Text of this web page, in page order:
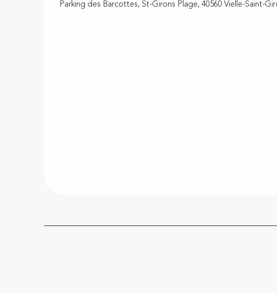
Parking des Barcottes, St-Girons Plage, 40560 Vielle-Saint-